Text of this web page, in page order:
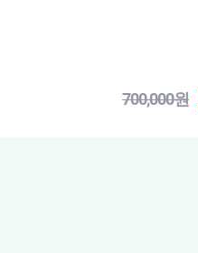
700,000원